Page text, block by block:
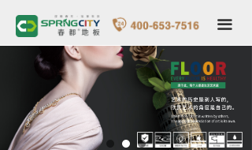
끀
春都首页
关于我们
品牌形象
产品世界